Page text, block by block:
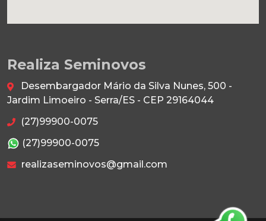
Realiza Seminovos
Desembargador Mário da Silva Nunes, 500 -
Jardim Limoeiro - Serra/ES - CEP 29164044
(27)99900-0075
(27)99900-0075
realizaseminovos@gmail.com